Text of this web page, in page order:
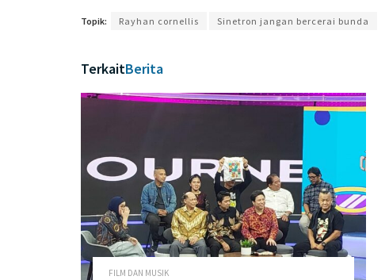
Topik: Rayhan cornellis Sinetron jangan bercerai bunda
TerkaitBerita
FILM DAN MUSIK